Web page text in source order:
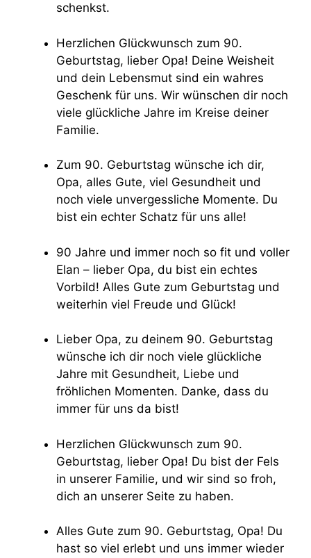
schenkst.
Herzlichen Glückwunsch zum 90.
Geburtstag, lieber Opa! Deine Weisheit
und dein Lebensmut sind ein wahres
Geschenk für uns. Wir wünschen dir noch
viele glückliche Jahre im Kreise deiner
Familie.
Zum 90. Geburtstag wünsche ich dir,
Opa, alles Gute, viel Gesundheit und
noch viele unvergessliche Momente. Du
bist ein echter Schatz für uns alle!
90 Jahre und immer noch so fit und voller
Elan – lieber Opa, du bist ein echtes
Vorbild! Alles Gute zum Geburtstag und
weiterhin viel Freude und Glück!
Lieber Opa, zu deinem 90. Geburtstag
wünsche ich dir noch viele glückliche
Jahre mit Gesundheit, Liebe und
fröhlichen Momenten. Danke, dass du
immer für uns da bist!
Herzlichen Glückwunsch zum 90.
Geburtstag, lieber Opa! Du bist der Fels
in unserer Familie, und wir sind so froh,
dich an unserer Seite zu haben.
Alles Gute zum 90. Geburtstag, Opa! Du
hast so viel erlebt und uns immer wieder